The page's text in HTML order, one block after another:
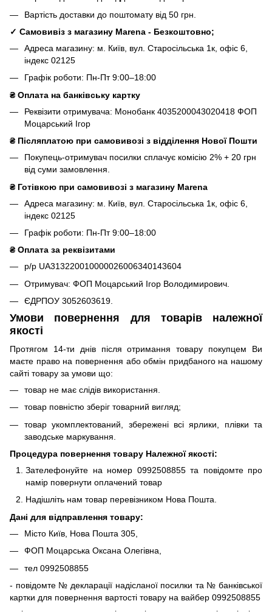
Вартість доставки до поштомату від 50 грн.
✓ Самовивіз з магазину Marena - Безкоштовно;
Адреса магазину: м. Київ, вул. Старосільська 1к, офіс 6,
індекс 02125
Графік роботи: Пн-Пт 9:00–18:00
₴Оплата на банківську картку
Реквізити отримувача: Монобанк 4035200043020418 ФОП
Моцарський Ігор
₴Післяплатою при самовивозі з відділення Нової Пошти
Покупець-отримувач посилки сплачує комісію 2% + 20 грн
від суми замовлення.
₴ Готівкою при самовивозі з магазину Marena
Адреса магазину: м. Київ, вул. Старосільська 1к, офіс 6,
індекс 02125
Графік роботи: Пн-Пт 9:00–18:00
₴ Оплата за реквізитами
р/р UA313220010000026006340143604
Отримувач: ФОП Моцарський Ігор Володимирович.
ЄДРПОУ 3052603619.
Умови повернення для товарів належної
якості
Протягом 14-ти днів після отримання товару покупцем Ви
маєте право на повернення або обмін придбаного на нашому
сайті товару за умови що:
товар не має слідів використання.
товар повністю зберіг товарний вигляд;
товар укомплектований, збережені всі ярлики, плівки та
заводське маркування.
Процедура повернення товару Належної якості:
Зателефонуйте на номер 0992508855 та повідомте про
намір повернути оплачений товар
Надішліть нам товар перевізником Нова Пошта.
Дані для відправлення товару:
Місто Київ, Нова Пошта 305,
ФОП Моцарська Оксана Олегівна,
тел 0992508855
- повідомте № декларації надісланої посилки та № банківської
картки для повернення вартості товару на вайбер 0992508855